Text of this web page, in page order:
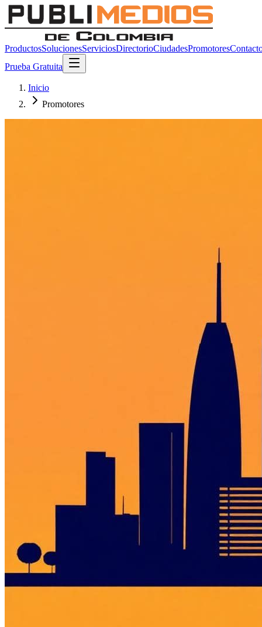
ProductosSolucionesServiciosDirectorioCiudadesPromotores
Prueba Gratuita
Inicio
Promotores